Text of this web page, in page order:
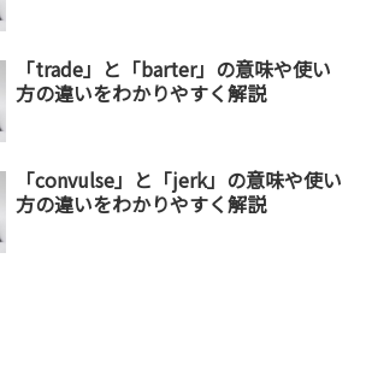
「trade」と「barter」の意味や使い
方の違いをわかりやすく解説
「convulse」と「jerk」の意味や使い
方の違いをわかりやすく解説